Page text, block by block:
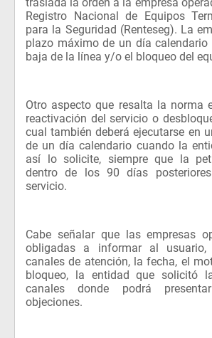
Registro Nacional de Equipos
para la Seguridad (Renteseg). La
plazo máximo de un día calendario
baja de la línea y/o el bloqueo del
Otro aspecto que resalta la norma
reactivación del servicio o
cual también deberá ejecutarse en
de un día calendario cuando la
así lo solicite, siempre que la
dentro de los 90 días
servicio.
Cabe señalar que las empresas
obligadas a informar al
canales de atención, la fecha, el
bloqueo, la entidad que solicitó
canales donde podrá
objeciones.